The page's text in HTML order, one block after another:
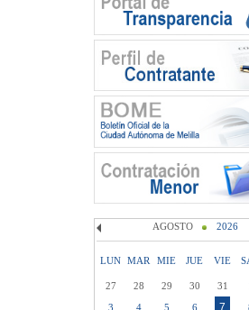
AGOSTO 2026
LUN MAR MIE JUE VIE
27 28 29 30 31
3
4 5 6 7